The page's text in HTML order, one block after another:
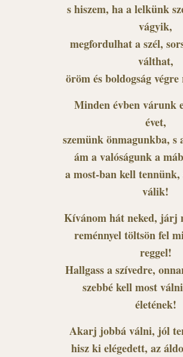
s hiszem, ha a lelkünk
vágyik,
megfordulhat a szél,
válthat,
öröm és boldogság
Minden évben várunk
évet,
szemünk önmagunkba, s
ám a valóságunk a
a most-ban kell
válik!
Kívánom hát neked, járj
reménnyel töltsön fel
reggel!
Hallgass a szívedre,
szebbé kell most
életének!
Akarj jobbá válni, jól
hisz ki elégedett, az